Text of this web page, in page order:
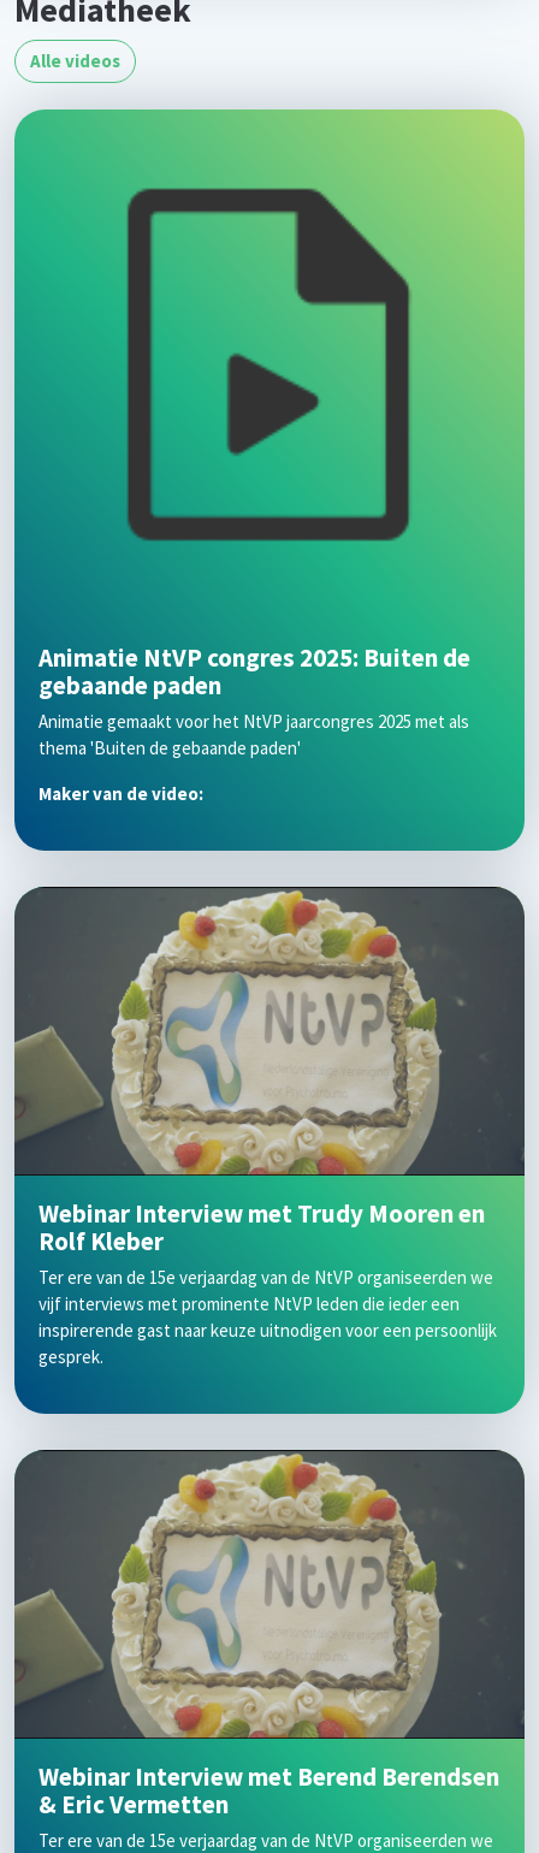
Mediatheek
Alle videos
Animatie NtVP congres 2025: Buiten de
gebaande paden
Animatie gemaakt voor het NtVP jaarcongres 2025 met als
thema 'Buiten de gebaande paden'
Maker van de video:
Webinar Interview met Trudy Mooren en
Rolf Kleber
Ter ere van de 15e verjaardag van de NtVP organiseerden we
vijf interviews met prominente NtVP leden die ieder een
inspirerende gast naar keuze uitnodigen voor een persoonlijk
gesprek.
Webinar Interview met Berend Berendsen
& Eric Vermetten
Ter ere van de 15e verjaardag van de NtVP organiseerden we